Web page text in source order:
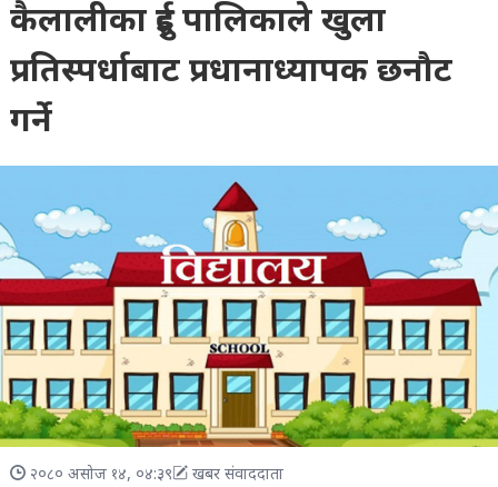
कैलालीका दुई पालिकाले खुला
प्रतिस्पर्धाबाट प्रधानाध्यापक छनौट
गर्ने
२०८० असोज १४, ०४:३९ खबर संवाददाता